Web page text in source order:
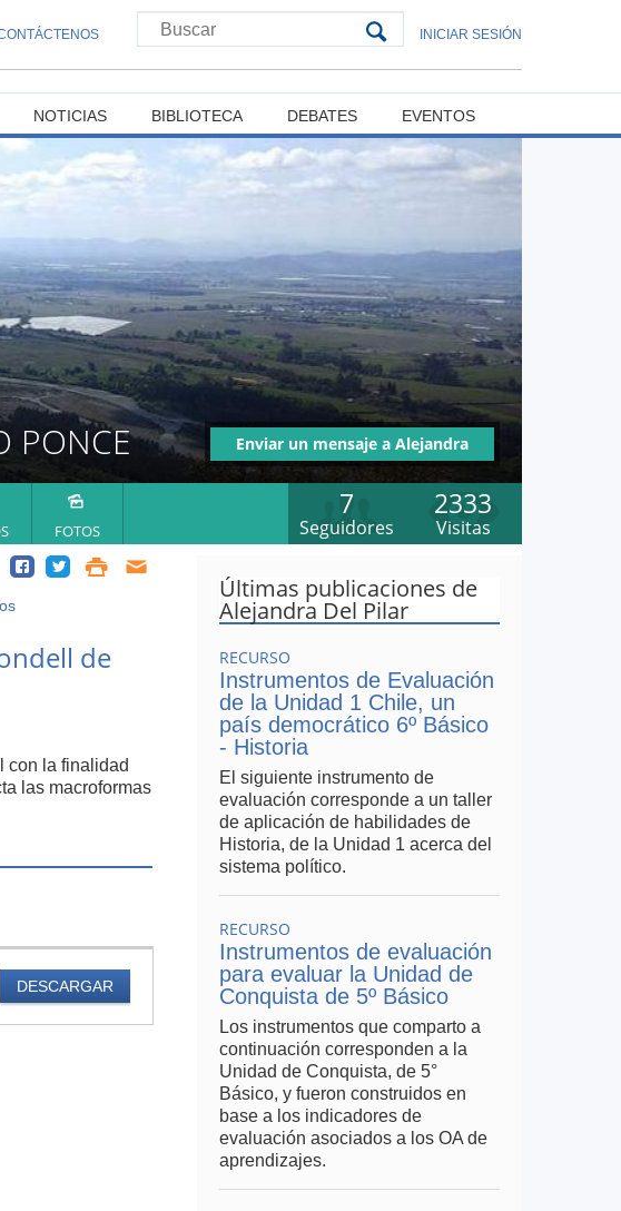
INICIAR SESIÓN
PONCE
Enviar un mensaje a Alejandra
Del Pilar Lillo Ponce
2333
Visitas
7
Seguidores
FOTOS
de
con la finalidad
las macroformas
DESCARGAR
Últimas publicaciones de
Alejandra Del Pilar
RECURSO
Instrumentos de Evaluación
de la Unidad 1 Chile, un
país democrático 6º Básico
- Historia
El siguiente instrumento de
evaluación corresponde a un taller
de aplicación de habilidades de
Historia, de la Unidad 1 acerca del
sistema político.
RECURSO
Instrumentos de evaluación
para evaluar la Unidad de
Conquista de 5º Básico
Los instrumentos que comparto a
continuación corresponden a la
Unidad de Conquista, de 5°
Básico, y fueron construidos en
base a los indicadores de
evaluación asociados a los OA de
aprendizajes.
NOTICIAS BIBLIOTECA DEBATES EVENTOS